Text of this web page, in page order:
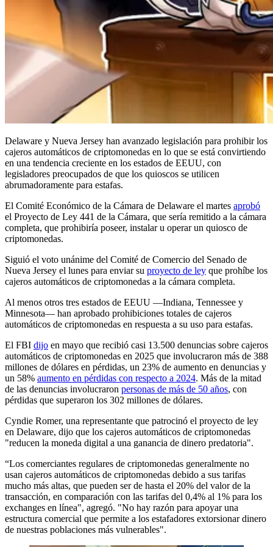
Delaware y Nueva Jersey han avanzado legislación para prohibir los
cajeros automáticos de criptomonedas en lo que se está convirtiendo
en una tendencia creciente en los estados de EEUU, con
legisladores preocupados de que los quioscos se utilicen
abrumadoramente para estafas.
El Comité Económico de la Cámara de Delaware el martes aprobó
el Proyecto de Ley 441 de la Cámara, que sería remitido a la cámara
completa, que prohibiría poseer, instalar u operar un quiosco de
criptomonedas.
Siguió el voto unánime del Comité de Comercio del Senado de
Nueva Jersey el lunes para enviar su proyecto de ley que prohíbe los
cajeros automáticos de criptomonedas a la cámara completa.
Al menos otros tres estados de EEUU —Indiana, Tennessee y
Minnesota— han aprobado prohibiciones totales de cajeros
automáticos de criptomonedas en respuesta a su uso para estafas.
El FBI dijo en mayo que recibió casi 13.500 denuncias sobre cajeros
automáticos de criptomonedas en 2025 que involucraron más de 388
millones de dólares en pérdidas, un 23% de aumento en denuncias y
un 58% aumento en pérdidas con respecto a 2024. Más de la mitad
de las denuncias involucraron personas de más de 50 años, con
pérdidas que superaron los 302 millones de dólares.
Cyndie Romer, una representante que patrocinó el proyecto de ley
en Delaware, dijo que los cajeros automáticos de criptomonedas
"reducen la moneda digital a una ganancia de dinero predatoria".
“Los comerciantes regulares de criptomonedas generalmente no
usan cajeros automáticos de criptomonedas debido a sus tarifas
mucho más altas, que pueden ser de hasta el 20% del valor de la
transacción, en comparación con las tarifas del 0,4% al 1% para los
exchanges en línea", agregó. "No hay razón para apoyar una
estructura comercial que permite a los estafadores extorsionar dinero
de nuestras poblaciones más vulnerables".